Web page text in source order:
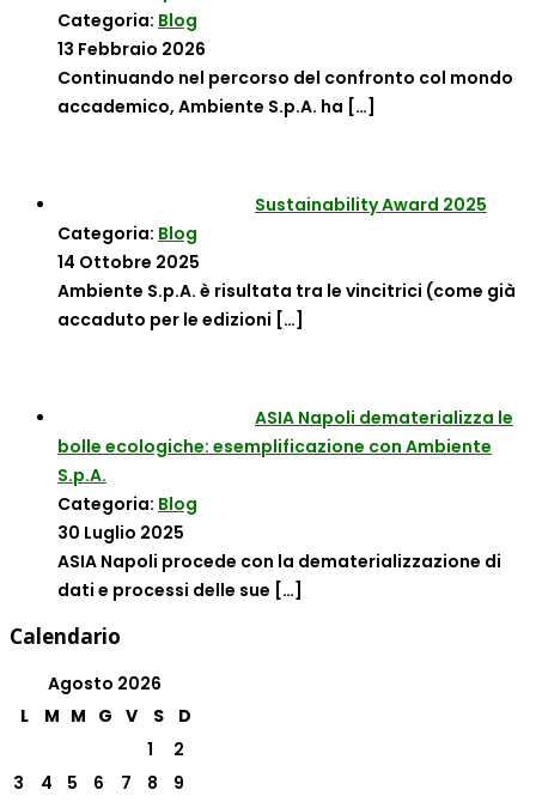
Categoria: Blog
13 Febbraio 2026
Continuando nel percorso del confronto col mondo
accademico, Ambiente S.p.A. ha […]
Sustainability Award 2025
Categoria: Blog
14 Ottobre 2025
Ambiente S.p.A. è risultata tra le vincitrici (come già
accaduto per le edizioni […]
ASIA Napoli dematerializza le
bolle ecologiche: esemplificazione con Ambiente
S.p.A.
Categoria: Blog
30 Luglio 2025
ASIA Napoli procede con la dematerializzazione di
dati e processi delle sue […]
Calendario
Agosto 2026
L
M M G V S
D
1
2
3
4 5 6 7 8
9